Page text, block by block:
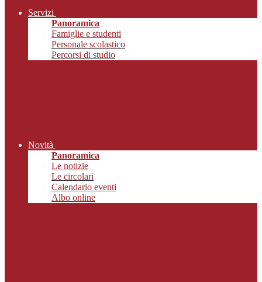
Servizi
Panoramica
Famiglie e studenti
Personale scolastico
Percorsi di studio
Novità
Panoramica
Le notizie
Le circolari
Calendario eventi
Albo online